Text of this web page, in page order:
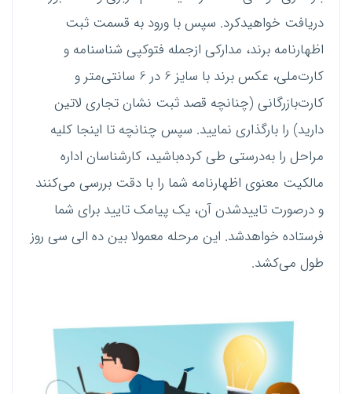
دریافت خواهیدکرد. سپس با ورود به قسمت ثبت
اظهارنامه برند، مدارکی ازجمله فتوکپی شناسنامه و
کارت‌ملی، عکس برند با سایز 6 در 6 سانتی‌متر و
کارت‌بازرگانی (چنانچه قصد ثبت نشان تجاری لاتین
دارید) را بارگذاری نمایید. سپس چنانچه تا اینجا کلیه
مراحل را به‌درستی طی کرده‌باشید، کارشناسان اداره
مالکیت معنوی اظهارنامه شما را با دقت بررسی می‌کنند
و درصورت تاییدشدن آن، یک پیامک تایید برای شما
فرستاده خواهدشد. این مرحله معمولا بین ده الی سی روز
طول می‌کشد.